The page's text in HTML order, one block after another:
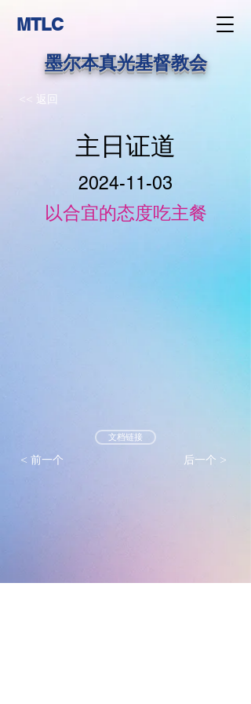
MTLC
墨尔本真光基督教会
<< 返回
主日证道
2024-11-03
以合宜的态度吃主餐
文档链接
< 前一个 后一个 >